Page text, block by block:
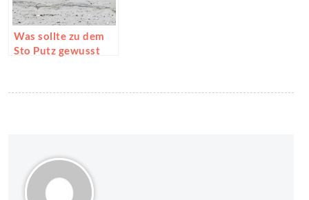
Was sollte zu dem
Sto Putz gewusst